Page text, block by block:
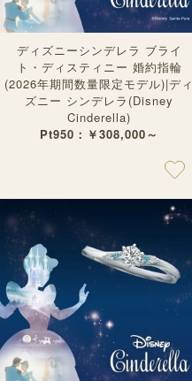
ディズニーシンデレラ ブライ
ト・ディスティニー 婚約指輪
(2026年期間数量限定モデル)|ディ
ズニー シンデレラ(Disney
Cinderella)
Pt950：￥308,000～